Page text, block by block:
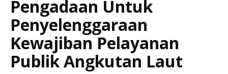
Pengadaan Untuk
Penyelenggaraan
Kewajiban Pelayanan
Publik Angkutan Laut